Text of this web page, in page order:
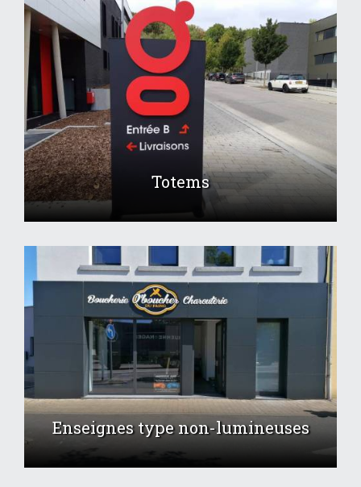
Totems
Enseignes type non-lumineuses